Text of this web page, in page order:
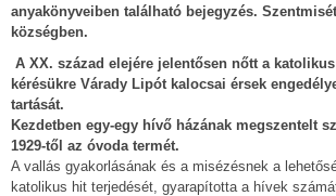
anyakönyveiben található bejegyzés.
községben.
A XX. század elejére jelentősen nőtt a
kérésükre Várady Lipót kalocsai érsek
tartását.
Kezdetben egy-egy hívő házának megszentelt
1929-től az óvoda termét.
A vallás gyakorlásának és a misézésnek a
katolikus hit terjedését, gyarapította a hívek